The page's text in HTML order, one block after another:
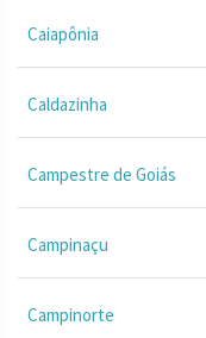
Caiapônia
Caldazinha
Campestre de Goiás
Campinaçu
Campinorte